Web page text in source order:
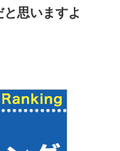
思いますよ